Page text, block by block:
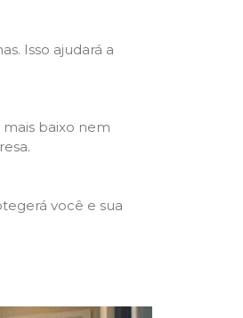
Isso ajudará a
baixo nem
você e sua